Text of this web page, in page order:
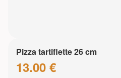
Pizza tartiflette 26 cm
13.00 €